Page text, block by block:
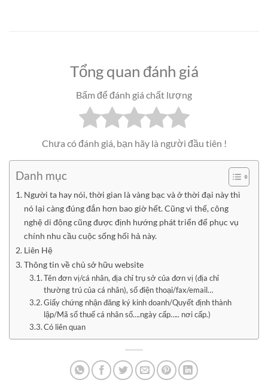
Tổng quan đánh giá
Bấm để đánh giá chất lượng
Chưa có đánh giá, bạn hãy là người đầu tiên !
Danh mục
Người ta hay nói, thời gian là vàng bạc và ở thời đại này thì
nó lại càng đúng đắn hơn bao giờ hết. Cũng vì thế, công
nghệ di động cũng được định hướng phát triển để phục vụ
chính nhu cầu cuộc sống hối hả này.
Liên Hệ
Thông tin về chủ sở hữu website
Tên đơn vị/cá nhân, địa chỉ trụ sở của đơn vị (địa chỉ
thường trú của cá nhân), số điện thoại/fax/email…
Giấy chứng nhận đăng ký kinh doanh/Quyết định thành
lập/Mã số thuế cá nhân số….ngày cấp….. nơi cấp.)
Có liên quan